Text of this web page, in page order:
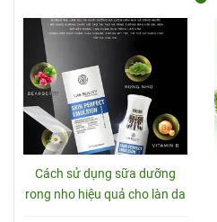
Cách sử dụng sữa dưỡng
rong nho hiệu quả cho làn da